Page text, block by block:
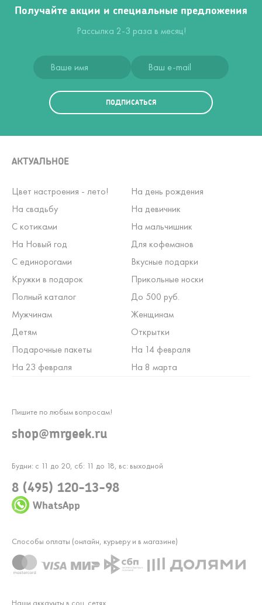
Получайте акции и специальные предложения
Рассылка 2-3 раза в месяц!
ПОДПИСАТЬСЯ
АКТУАЛЬНОЕ
Цвет настроения - лето!
На день рождения
На свадьбу
На девичник
С котиками
На мальчишник
На Новый год
Для кофеманов
С единорогами
Вкусные подарки
Кружки в подарок
Прикольные носки
Полный каталог
До 500 руб.
Мужчинам
Женщинам
Детям
Открытки
Подарочные пакеты
На 14 февраля
На 23 февраля
На 8 марта
Будни: с 11 до 20, сб: 11 до 18, вс: выходной
8 (495) 120-13-98
WhatsApp
Пишите по любым вопросам!
shop@mrgeek.ru
Наши аккаунты в соц. сетях
Способы оплаты (онлайн, курьеру и в магазине)